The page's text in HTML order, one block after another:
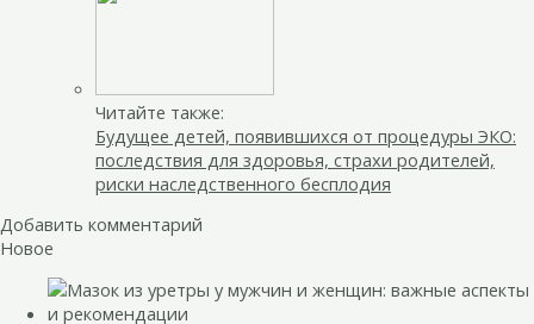
Читайте также:
Будущее детей, появившихся от процедуры ЭКО:
последствия для здоровья, страхи родителей,
риски наследственного бесплодия
Добавить комментарий
Новое